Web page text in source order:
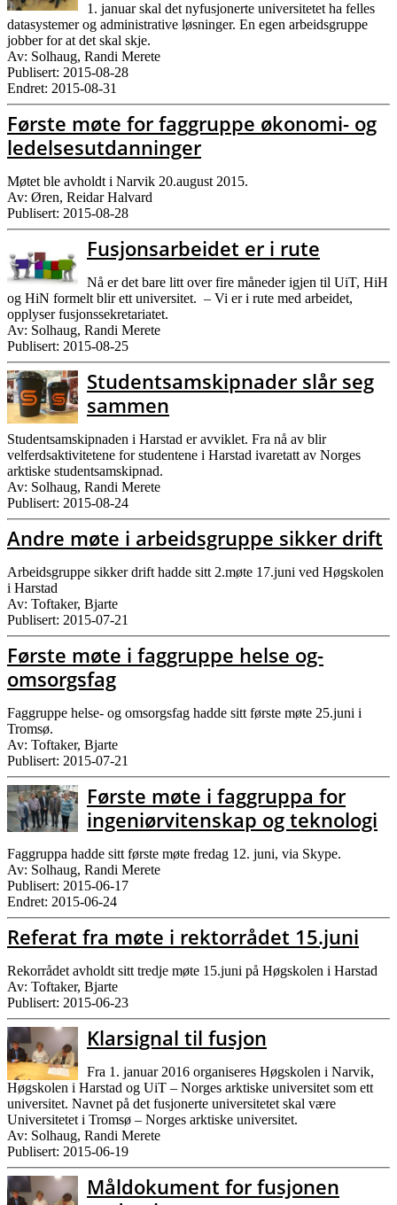
1. januar skal det nyfusjonerte universitetet ha felles
datasystemer og administrative løsninger. En egen arbeidsgruppe
jobber for at det skal skje.
Av: Solhaug, Randi Merete
Publisert: 2015-08-28
Endret: 2015-08-31
Første møte for faggruppe økonomi- og
ledelsesutdanninger
Møtet ble avholdt i Narvik 20.august 2015.
Av: Øren, Reidar Halvard
Publisert: 2015-08-28
Fusjonsarbeidet er i rute
Nå er det bare litt over fire måneder igjen til UiT, HiH
og HiN formelt blir ett universitet. – Vi er i rute med arbeidet,
opplyser fusjonssekretariatet.
Av: Solhaug, Randi Merete
Publisert: 2015-08-25
Studentsamskipnader slår seg
sammen
Studentsamskipnaden i Harstad er avviklet. Fra nå av blir
velferdsaktivitetene for studentene i Harstad ivaretatt av Norges
arktiske studentsamskipnad.
Av: Solhaug, Randi Merete
Publisert: 2015-08-24
Andre møte i arbeidsgruppe sikker drift
Arbeidsgruppe sikker drift hadde sitt 2.møte 17.juni ved Høgskolen
i Harstad
Av: Toftaker, Bjarte
Publisert: 2015-07-21
Første møte i faggruppe helse og-
omsorgsfag
Faggruppe helse- og omsorgsfag hadde sitt første møte 25.juni i
Tromsø.
Av: Toftaker, Bjarte
Publisert: 2015-07-21
Første møte i faggruppa for
ingeniørvitenskap og teknologi
Faggruppa hadde sitt første møte fredag 12. juni, via Skype.
Av: Solhaug, Randi Merete
Publisert: 2015-06-17
Endret: 2015-06-24
Referat fra møte i rektorrådet 15.juni
Rekorrådet avholdt sitt tredje møte 15.juni på Høgskolen i Harstad
Av: Toftaker, Bjarte
Publisert: 2015-06-23
Klarsignal til fusjon
Fra 1. januar 2016 organiseres Høgskolen i Narvik,
Høgskolen i Harstad og UiT – Norges arktiske universitet som ett
universitet. Navnet på det fusjonerte universitetet skal være
Universitetet i Tromsø – Norges arktiske universitet.
Av: Solhaug, Randi Merete
Publisert: 2015-06-19
Måldokument for fusjonen